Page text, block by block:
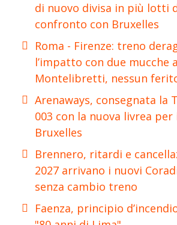
di nuovo divisa in più lotti
confronto con Bruxelles
Roma - Firenze: treno
l’impatto con due mucche a
Montelibretti, nessun
Arenaways, consegnata la
003 con la nuova livrea per
Bruxelles
Brennero, ritardi e
2027 arrivano i nuovi
senza cambio treno
Faenza, principio